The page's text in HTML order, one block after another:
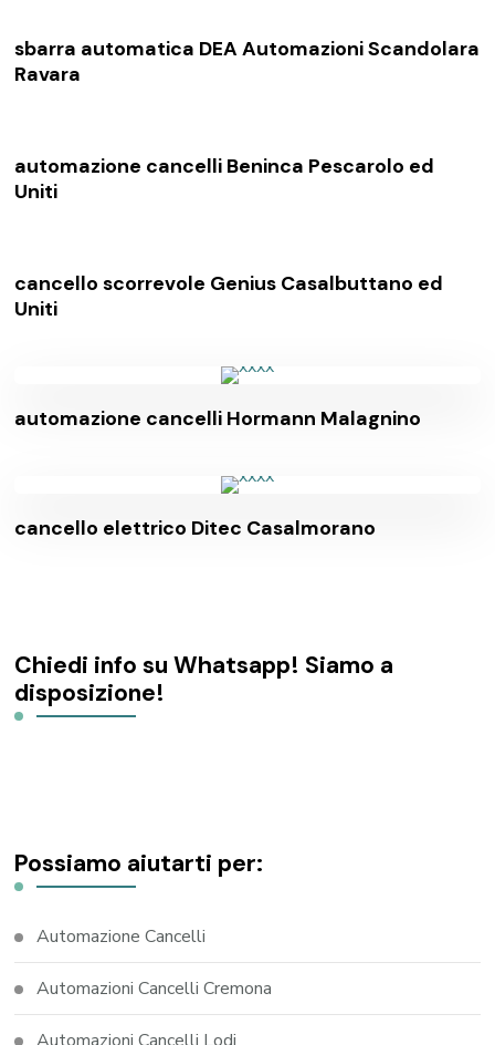
sbarra automatica DEA Automazioni Scandolara
Ravara
automazione cancelli Beninca Pescarolo ed
Uniti
cancello scorrevole Genius Casalbuttano ed
Uniti
automazione cancelli Hormann Malagnino
cancello elettrico Ditec Casalmorano
Chiedi info su Whatsapp! Siamo a
disposizione!
Possiamo aiutarti per:
Automazione Cancelli
Automazioni Cancelli Cremona
Automazioni Cancelli Lodi